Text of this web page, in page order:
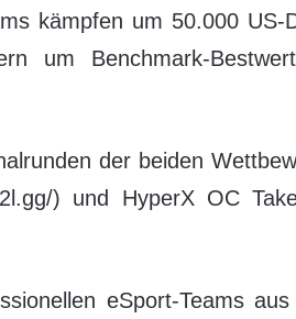
kämpfen um 50.000 US-
um Benchmark-
der beiden
) und HyperX OC
eSport-Teams